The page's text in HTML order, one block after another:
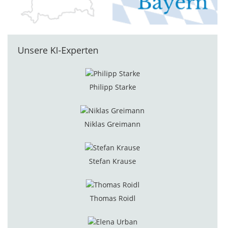
Unsere KI-Experten
Philipp Starke
Niklas Greimann
Stefan Krause
Thomas Roidl